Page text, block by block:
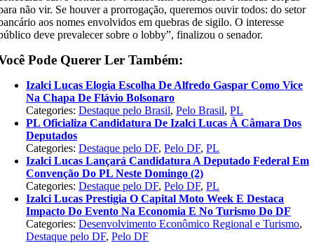
não vir. Se houver a prorrogação, queremos ouvir todos: do setor
aos nomes envolvidos em quebras de sigilo. O interesse
deve prevalecer sobre o lobby”, finalizou o senador.
Pode Querer Ler Também:
Izalci Lucas Elogia Escolha De Alfredo Gaspar Como Vice
Na Chapa De Flávio Bolsonaro
Categories:Destaque pelo Brasil,Pelo Brasil,PL
PL Oficializa Candidatura De Izalci Lucas À Câmara Dos
Deputados
Categories:Destaque pelo DF,Pelo DF,PL
Izalci Lucas Lançará Candidatura A Deputado Federal Em
Convenção Do PL Neste Domingo (2)
Categories:Destaque pelo DF,Pelo DF,PL
Izalci Lucas Prestigia O Capital Moto Week E Destaca
Impacto Do Evento Na Economia E No Turismo Do DF
Categories:Desenvolvimento Econômico Regional e Turismo,
Destaque pelo DF,Pelo DF